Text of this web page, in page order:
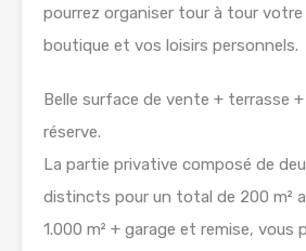
pourrez organiser tour à tour votre
boutique et vos loisirs personnels.
Belle surface de vente + terrasse
réserve.
La partie privative composé de
distincts pour un total de 200 m²
1.000 m² + garage et remise, vous